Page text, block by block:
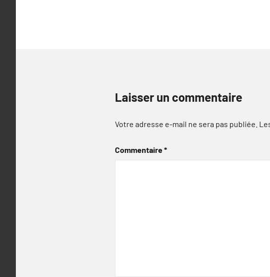
Laisser un commentaire
Votre adresse e-mail ne sera pas publiée.
Commentaire*